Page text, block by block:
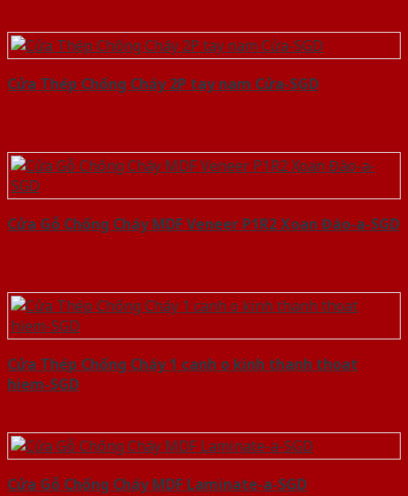
Cửa Thép Chống Cháy 2P tay nam Cửa-SGD
Cửa Gỗ Chống Cháy MDF Veneer P1R2 Xoan Đào-a-SGD
Cửa Thép Chống Cháy 1 canh o kinh thanh thoat
hiem-SGD
Cửa Gỗ Chống Cháy MDF Laminate-a-SGD